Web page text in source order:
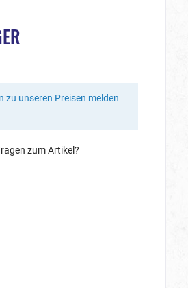
zu unseren Preisen melden
zum Artikel?